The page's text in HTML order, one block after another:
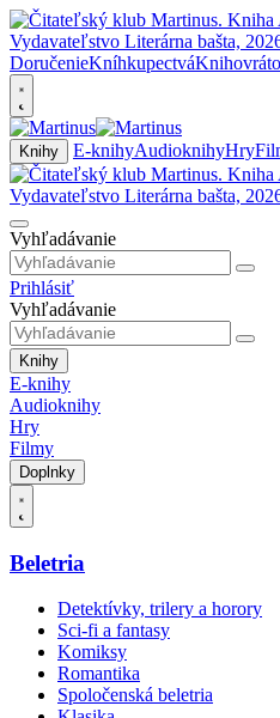
DoručenieKníhkupectvá
Knihy E-knihyAudioknihyHry
Vyhľadávanie
Prihlásiť
Vyhľadávanie
Knihy
E-knihy
Audioknihy
Hry
Filmy
Doplnky
Beletria
Detektívky, trilery a horory
Sci-fi a fantasy
Komiksy
Romantika
Spoločenská beletria